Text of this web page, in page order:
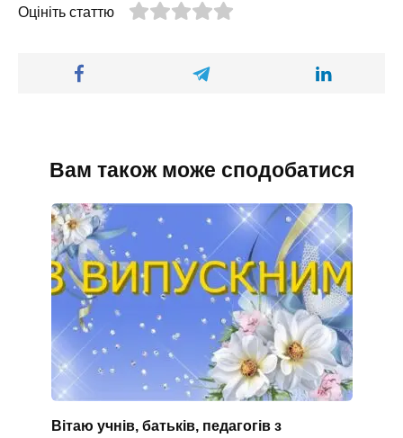
Оцініть статтю
Вам також може сподобатися
Вітаю учнів, батьків, педагогів з